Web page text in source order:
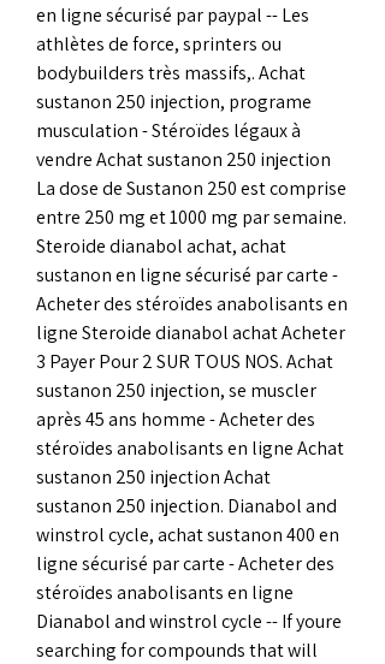
en ligne sécurisé par paypal -- Les
athlètes de force, sprinters ou
bodybuilders très massifs,. Achat
sustanon 250 injection, programe
musculation - Stéroïdes légaux à
vendre Achat sustanon 250 injection
La dose de Sustanon 250 est comprise
entre 250 mg et 1000 mg par semaine.
Steroide dianabol achat, achat
sustanon en ligne sécurisé par carte -
Acheter des stéroïdes anabolisants en
ligne Steroide dianabol achat Acheter
3 Payer Pour 2 SUR TOUS NOS. Achat
sustanon 250 injection, se muscler
après 45 ans homme - Acheter des
stéroïdes anabolisants en ligne Achat
sustanon 250 injection Achat
sustanon 250 injection. Dianabol and
winstrol cycle, achat sustanon 400 en
ligne sécurisé par carte - Acheter des
stéroïdes anabolisants en ligne
Dianabol and winstrol cycle -- If youre
searching for compounds that will